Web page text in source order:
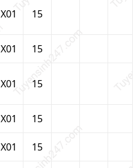
X01 15
X01 15
X01 15
X01 15
X01 15